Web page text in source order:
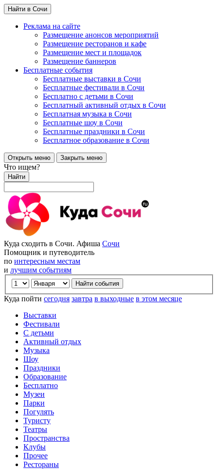
Найти в Сочи
Реклама на сайте
Размещение анонсов мероприятий
Размещение ресторанов и кафе
Размещение мест и площадок
Размещение баннеров
Бесплатные события
Бесплатные выставки в Сочи
Бесплатные фестивали в Сочи
Бесплатно с детьми в Сочи
Бесплатный активный отдых в Сочи
Бесплатная музыка в Сочи
Бесплатные шоу в Сочи
Бесплатные праздники в Сочи
Бесплатное образование в Сочи
Открыть меню Закрыть меню
Что ищем?
Найти
Куда сходить в Сочи. Афиша Сочи
Помощник и путеводитель
по интересным местам
и лучшим событиям
Куда пойти сегодня завтра в выходные в этом месяце
Выставки
Фестивали
С детьми
Активный отдых
Музыка
Шоу
Праздники
Образование
Бесплатно
Музеи
Парки
Погулять
Туристу
Театры
Пространства
Клубы
Прочее
Рестораны